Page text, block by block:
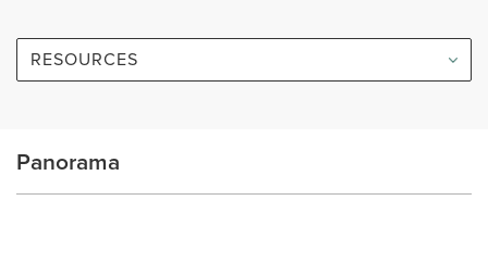
RESOURCES
Panorama